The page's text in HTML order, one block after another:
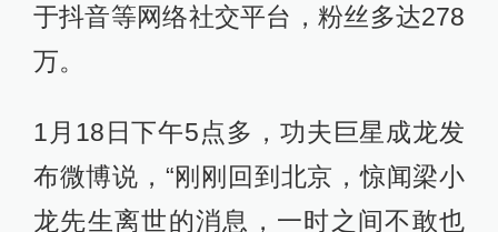
于抖音等网络社交平台，粉丝多达278
万。
1月18日下午5点多，功夫巨星成龙发
布微博说，“刚刚回到北京，惊闻梁小
龙先生离世的消息，一时之间不敢也